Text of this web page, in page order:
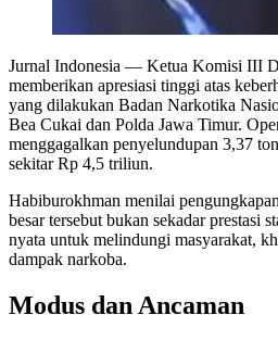
Jurnal Indonesia — Ketua Komisi III
memberikan apresiasi tinggi atas
yang dilakukan Badan Narkotika
Bea Cukai dan Polda Jawa Timur.
menggagalkan penyelundupan 3,37
sekitar Rp 4,5 triliun.
Habiburokhman menilai
besar tersebut bukan sekadar prestasi
nyata untuk melindungi masyarakat,
dampak narkoba.
Modus dan Ancaman